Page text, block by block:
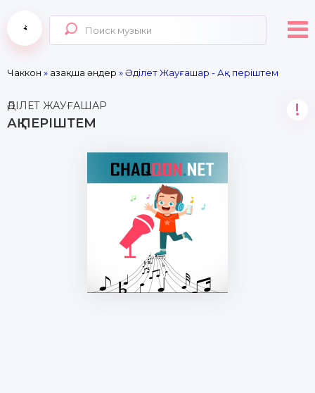
Чаккон » Қазақша әндер » Әділет Жауғашар - Ақ періштем
ӘДІЛЕТ ЖАУҒАШАР
АҚ ПЕРІШТЕМ
!